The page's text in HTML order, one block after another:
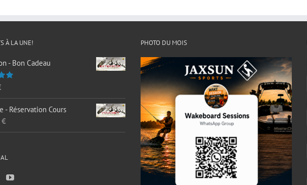
À LA UNE!
- Bon Cadeau
- Réservation Cours
€
PHOTO DU MOIS